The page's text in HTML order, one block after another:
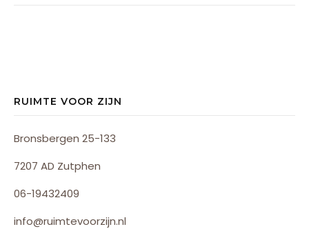
RUIMTE VOOR ZIJN
Bronsbergen 25-133
7207 AD Zutphen
06-19432409
info@ruimtevoorzijn.nl